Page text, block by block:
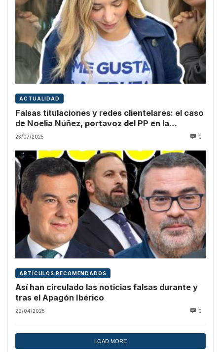
ACTUALIDAD
Falsas titulaciones y redes clientelares: el caso
de Noelia Núñez, portavoz del PP en la
Asamblea de Madrid
23/07/2025 0
ARTÍCULOS RECOMENDADOS
Así han circulado las noticias falsas durante y
tras el Apagón Ibérico
29/04/2025 0
LOAD MORE